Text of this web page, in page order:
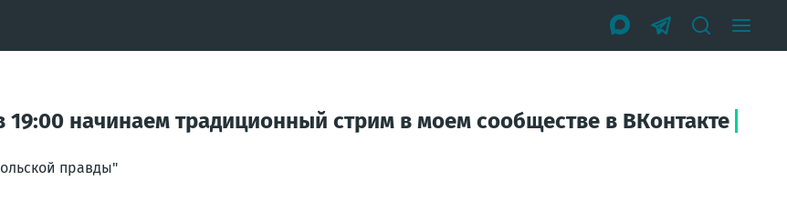
19:00 начинаем традиционный стрим в моем сообществе в ВКонтакте
правды"